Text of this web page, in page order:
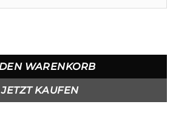
Menge
WARENKORB
JETZT KAUFEN